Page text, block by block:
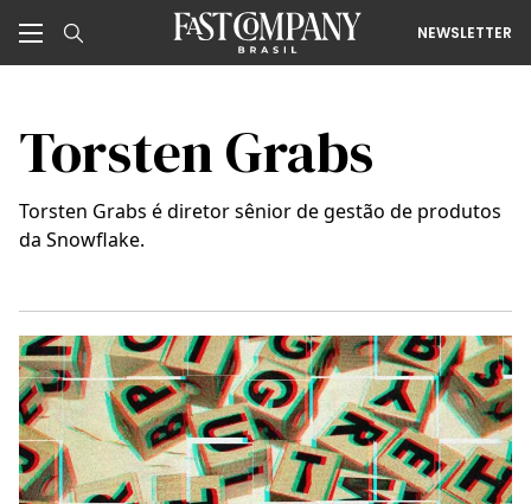
NEWSLETTER
Torsten Grabs
Torsten Grabs é diretor sênior de gestão de produtos
da Snowflake.